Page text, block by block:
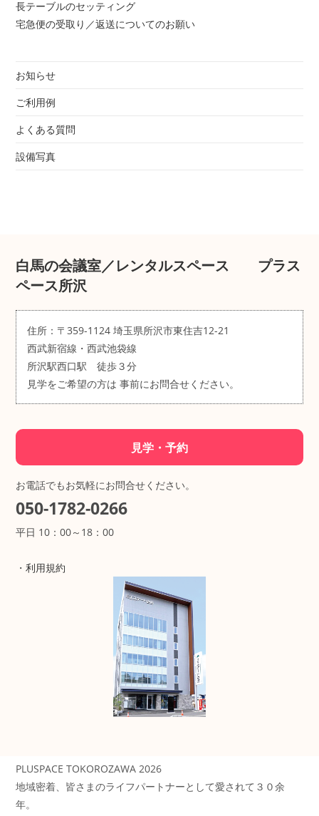
長テーブルのセッティング
宅急便の受取り／返送についてのお願い
お知らせ
ご利用例
よくある質問
設備写真
白馬の会議室／レンタルスペース プラス
ペース所沢
住所：〒359-1124 埼玉県所沢市東住吉12-21
西武新宿線・西武池袋線
所沢駅西口駅 徒歩３分
見学をご希望の方は 事前にお問合せください。
見学・予約
お電話でもお気軽にお問合せください。
050-1782-0266
平日 10：00～18：00
・利用規約
PLUSPACE TOKOROZAWA 2026
地域密着、皆さまのライフパートナーとして愛されて３０余
年。